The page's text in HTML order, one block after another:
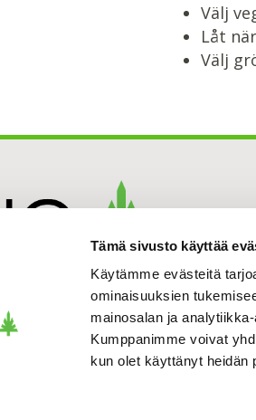
Tämä sivusto käyttää
Käytämme evästeitä
ominaisuuksien
mainosalan ja
Kumppanimme voivat
kun olet käyttänyt heidän
Välj
Låt
Välj